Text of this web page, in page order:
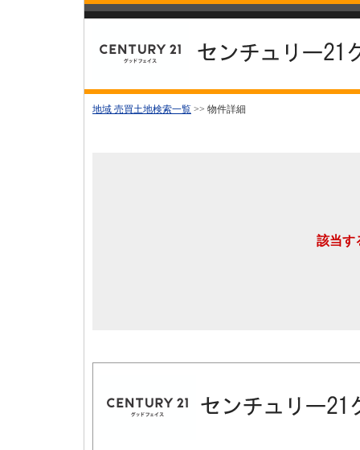
地域 売買土地検索一覧 >> 物件詳細
該当す